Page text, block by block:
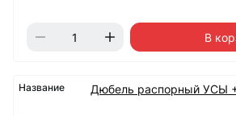
В
Дюбель распорный